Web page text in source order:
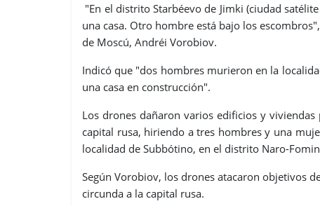
"En el distrito Starbéevo de Jimki (ciudad
una casa. Otro hombre está bajo los
de Moscú, Andréi Vorobiov.
Indicó que "dos hombres murieron en la
una casa en construcción".
Los drones dañaron varios edificios y
capital rusa, hiriendo a tres hombres y una
localidad de Subbótino, en el distrito Naro-
Según Vorobiov, los drones atacaron objetivos
circunda a la capital rusa.